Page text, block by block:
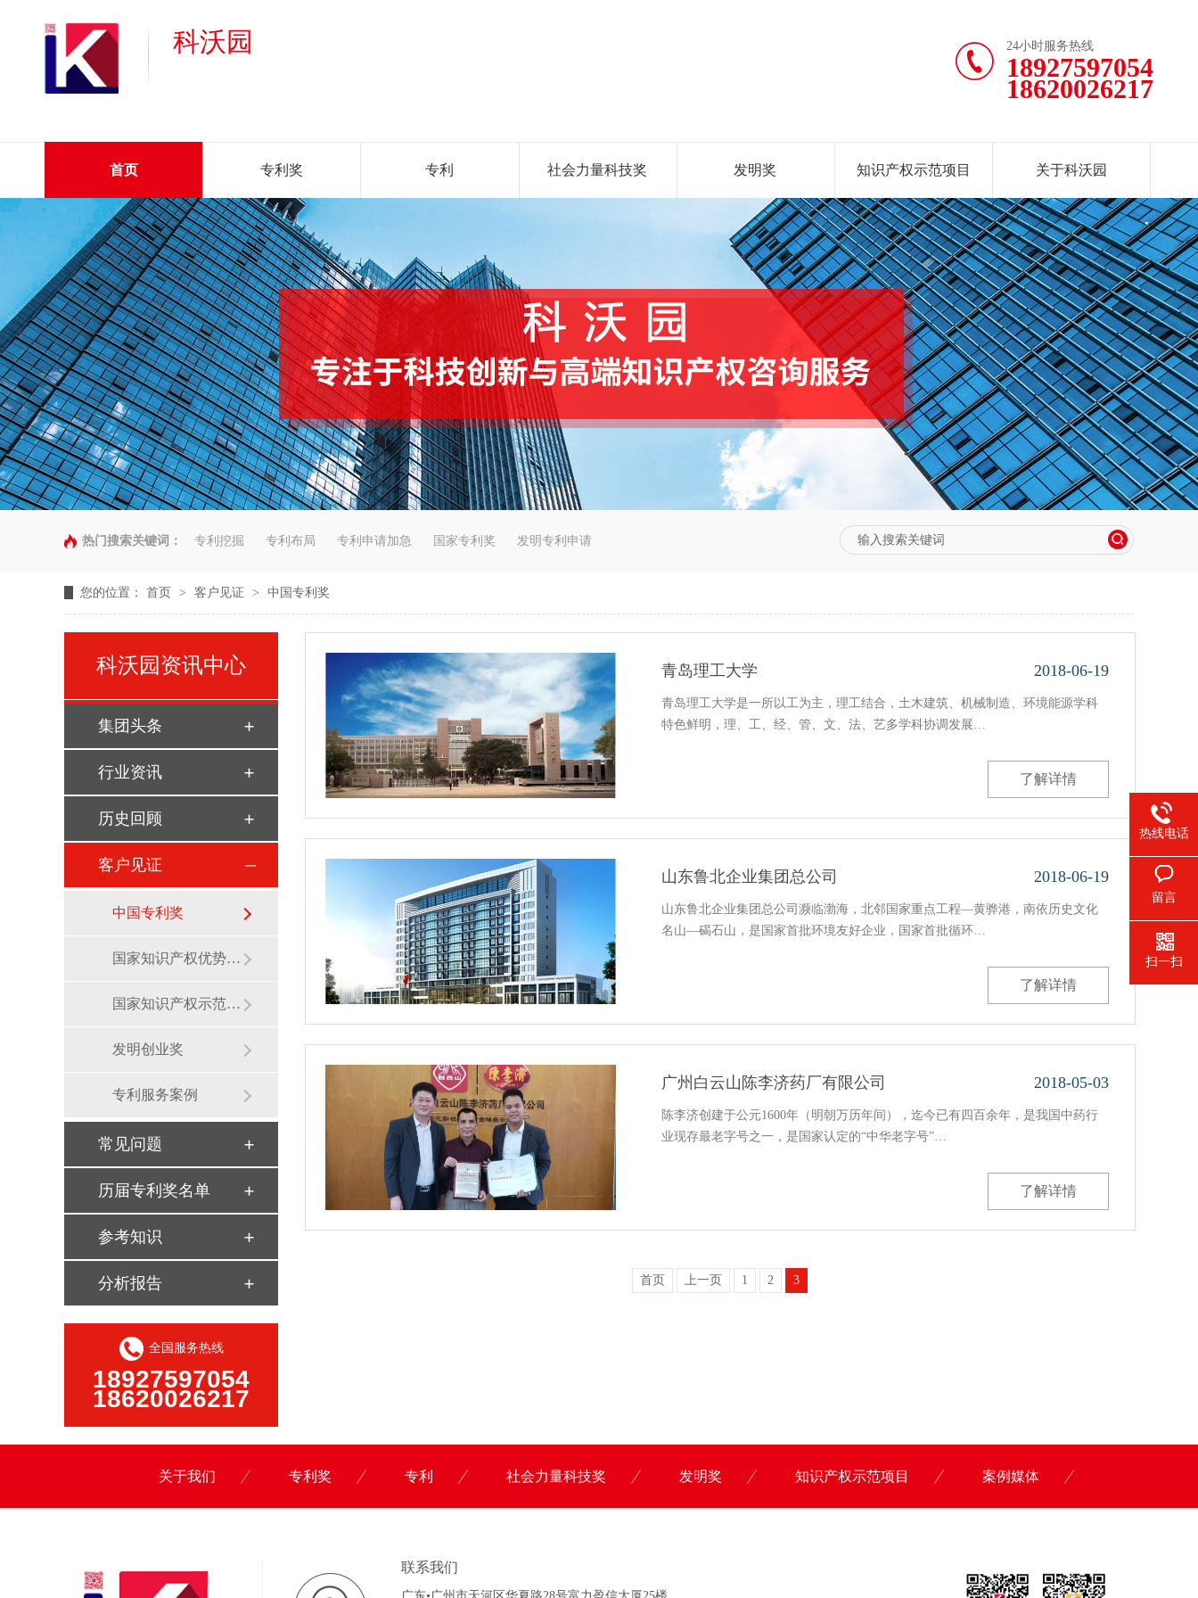
24小时服务热线
18927597054
18620026217
科沃园
首页 专利奖 专利 社会力量科技奖 发明奖 知识产权示范项目 关于科沃园
热门搜索关键词： 专利挖掘 专利布局 专利申请加急 国家专利奖 发明专利申请
您的位置： 首页 > 客户见证 > 中国专利奖
科沃园资讯中心
集团头条
行业资讯
历史回顾
客户见证
中国专利奖
国家知识产权优势企业
国家知识产权示范企业
发明创业奖
专利服务案例
常见问题
历届专利奖名单
参考知识
分析报告
全国服务热线
18927597054
18620026217
青岛理工大学 2018-06-19
青岛理工大学是一所以工为主，理工结合，土木建筑、机械制造、环境能源学科
特色鲜明，理、工、经、管、文、法、艺多学科协调发展…
了解详情
山东鲁北企业集团总公司 2018-06-19
山东鲁北企业集团总公司濒临渤海，北邻国家重点工程—黄骅港，南依历史文化
名山—碣石山，是国家首批环境友好企业，国家首批循环…
了解详情
广州白云山陈李济药厂有限公司 2018-05-03
陈李济创建于公元1600年（明朝万历年间），迄今已有四百余年，是我国中药行
业现存最老字号之一，是国家认定的“中华老字号”…
了解详情
首页 上一页 1 2 3
关于我们 专利奖 专利 社会力量科技奖 发明奖 知识产权示范项目 案例媒体
联系我们
热线电话
留言
扫一扫